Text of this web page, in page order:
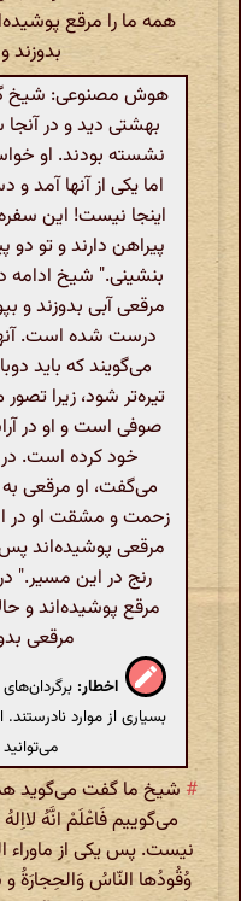
همه ما را مرقع
بدوزند
هوش مصنوعی: شیخ
بهشتی دید و در
نشسته بودند. او
اما یکی از آنها
اینجا نیست! این
پیراهن دارند و تو دو
بنشینی." شیخ ادامه
مرقعی آبی بدوزند و
درست شده است.
می‌گویند که باید
تیره‌تر شود، زیرا
صوفی است و او در
خود کرده است.
می‌گفت، او مرقعی
زحمت و مشقت او در
مرقعی پوشیده‌اند
رنج در این مسیر."
مرقع پوشیده‌اند و
مرقعی
اخطار:
بسیاری از موارد
می‌توانید
# شیخ ما گفت می‌گوید همه
می‌گوییم فَاعْلَمْ انَّهُ
نیست. پس یکی از ماوراء
وُقُودُها النّاسُ